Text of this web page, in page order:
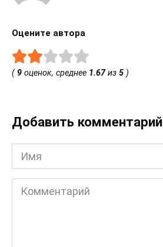
Оцените автора
( 9 оценок, среднее 1.67из 5 )
Добавить комментарий
Имя
Комментарий